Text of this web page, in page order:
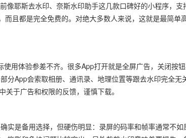
像耶斯去水印、奈斯水印助手这几款口碑好的小程序，支
且都是完全免费的。对绝大多数人来说，这就是最简单
用体验参差不齐。很多App打开就是全屏广告，关闭按
分App会索取相册、通讯录、地理位置等跟去水印完全无
于广告和权限的反馈，谨慎下载。
实是备用选择，但硬伤明显：录屏的码率和帧率通常不如